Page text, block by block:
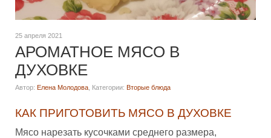
25 апреля 2021
АРОМАТНОЕ МЯСО В
ДУХОВКЕ
Автор: Елена Молодова Категории: Вторые блюда
КАК ПРИГОТОВИТЬ МЯСО В ДУХОВКЕ
Мясо нарезать кусочками среднего размера,